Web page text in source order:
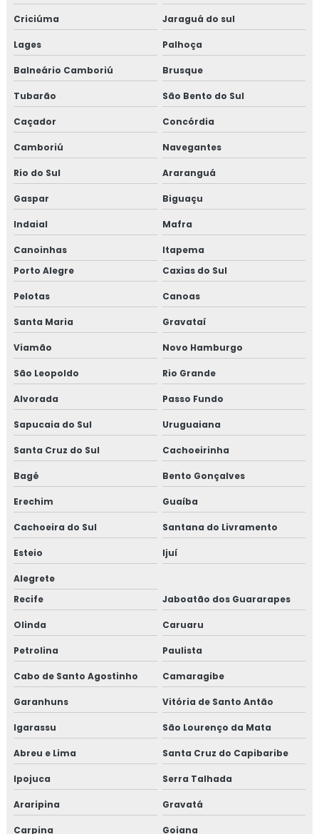
Criciúma Jaraguá do sul
Lages Palhoça
Balneário Camboriú Brusque
Tubarão São Bento do Sul
Caçador Concórdia
Camboriú Navegantes
Rio do Sul Araranguá
Gaspar Biguaçu
Indaial Mafra
Canoinhas
Itapema
Porto Alegre
Caxias do Sul
Pelotas Canoas
Santa Maria Gravataí
Viamão Novo Hamburgo
São Leopoldo Rio Grande
Alvorada Passo Fundo
Sapucaia do Sul Uruguaiana
Santa Cruz do Sul Cachoeirinha
Bagé Bento Gonçalves
Erechim Guaíba
Cachoeira do Sul Santana do Livramento
Esteio Ijuí
Alegrete
Recife
Jaboatão dos Guararapes
Olinda Caruaru
Petrolina Paulista
Cabo de Santo Agostinho Camaragibe
Garanhuns Vitória de Santo Antão
Igarassu São Lourenço da Mata
Abreu e Lima Santa Cruz do Capibaribe
Ipojuca Serra Talhada
Araripina Gravatá
Carpina Goiana